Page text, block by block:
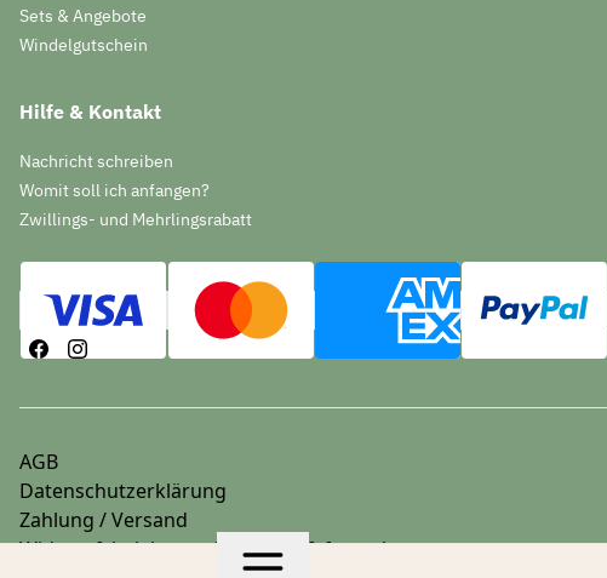
Sets & Angebote
Windelgutschein
Hilfe & Kontakt
Nachricht schreiben
Womit soll ich anfangen?
Zwillings- und Mehrlingsrabatt
AGB
Datenschutzerklärung
Zahlung / Versand
Widerrufsbelehrung & Widerrufsformular